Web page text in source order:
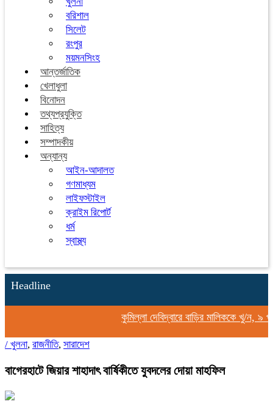
বরিশাল
সিলেট
রংপুর
ময়মনসিংহ
আন্তর্জাতিক
খেলাধুলা
বিনোদন
তথ্যপ্রযুক্তি
সাহিত্য
সম্পাদকীয়
অন্যান্য
আইন-আদালত
গণমাধ্যম
লাইফস্টাইল
ক্রাইম রিপোর্ট
ধর্ম
স্বাস্থ্য
Headline
কুমিল্লা দেবিদ্বারে বাড়ির মালিককে খু/ন, ৯
/ খুলনা, রাজনীতি, সারাদেশ
বাগেরহাটে জিয়ার শাহাদাৎ বার্ষিকীতে যুবদলের দোয়া মাহফিল